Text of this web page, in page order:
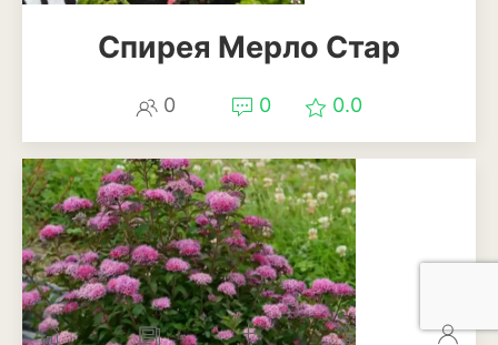
Спирея Мерло Стар
0 0 0.0